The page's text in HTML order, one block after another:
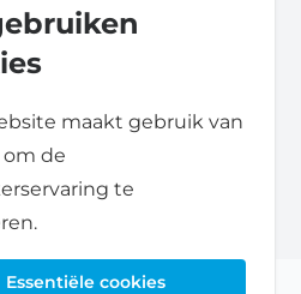
maakt gebruik van
de
te
Essentiële cookies
Algemene Voorwaarde
N
|Français|English